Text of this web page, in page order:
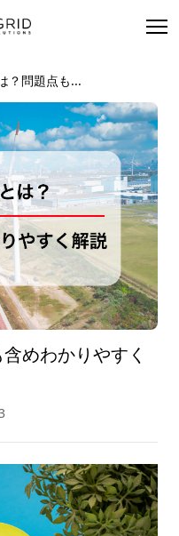
？問題点も...
めわかりやすく